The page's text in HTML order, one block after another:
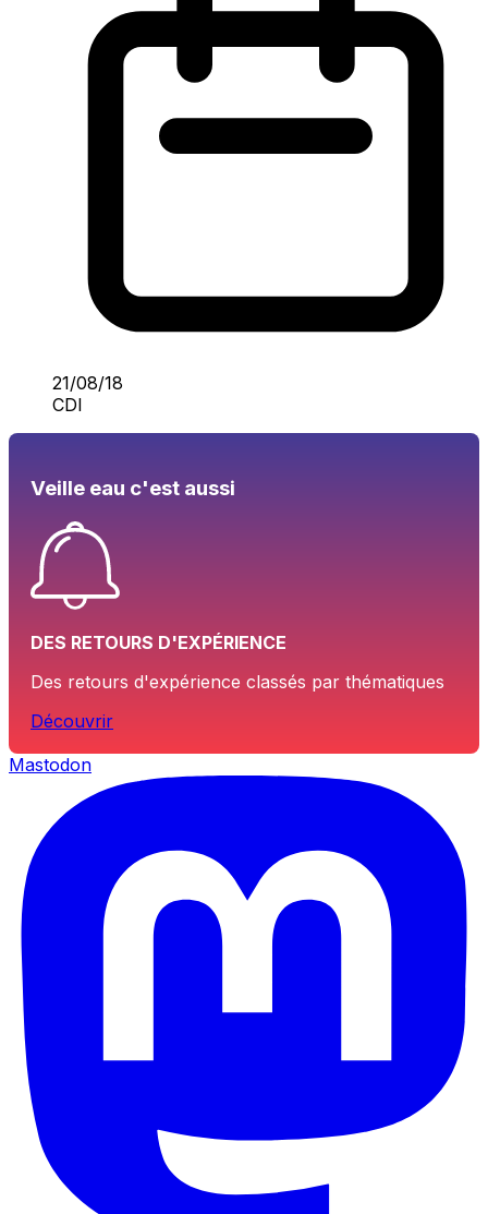
21/08/18
CDI
Veille eau c'est aussi
DES RETOURS D'EXPÉRIENCE
Des retours d'expérience classés par thématiques
Découvrir
Mastodon